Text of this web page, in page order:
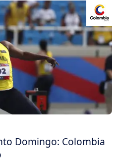
Domingo: Colombia